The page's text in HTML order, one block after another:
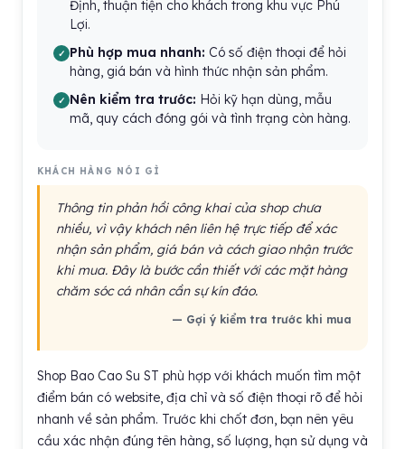
Định, thuận tiện cho khách trong khu vực Phú
Lợi.
Phù hợp mua nhanh: Có số điện thoại để hỏi
hàng, giá bán và hình thức nhận sản phẩm.
Nên kiểm tra trước: Hỏi kỹ hạn dùng, mẫu
mã, quy cách đóng gói và tình trạng còn hàng.
KHÁCH HÀNG NÓI GÌ
Thông tin phản hồi công khai của shop chưa
nhiều, vì vậy khách nên liên hệ trực tiếp để xác
nhận sản phẩm, giá bán và cách giao nhận trước
khi mua. Đây là bước cần thiết với các mặt hàng
chăm sóc cá nhân cần sự kín đáo.
— Gợi ý kiểm tra trước khi mua
Shop Bao Cao Su ST phù hợp với khách muốn tìm một
điểm bán có website, địa chỉ và số điện thoại rõ để hỏi
nhanh về sản phẩm. Trước khi chốt đơn, bạn nên yêu
cầu xác nhận đúng tên hàng, số lượng, hạn sử dụng và